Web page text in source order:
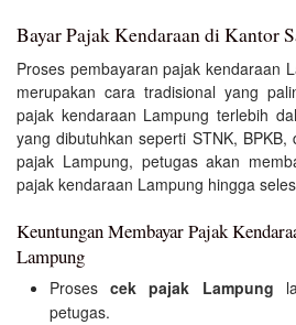
Bayar Pajak Kendaraan di Kantor
Proses pembayaran pajak kendaraan
merupakan cara tradisional yang
pajak kendaraan Lampung terlebih
yang dibutuhkan seperti STNK,
pajak Lampung, petugas akan
pajak kendaraan Lampung hingga
Keuntungan Membayar Pajak
Lampung
Prosescek pajak Lampung
petugas.